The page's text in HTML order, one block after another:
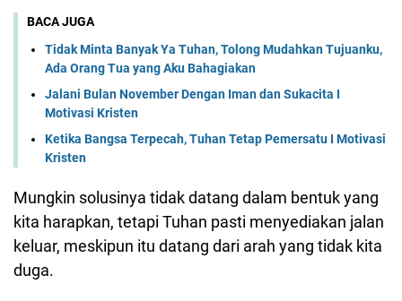
BACA JUGA
Tidak Minta Banyak Ya Tuhan, Tolong Mudahkan Tujuanku,
Ada Orang Tua yang Aku Bahagiakan
Jalani Bulan November Dengan Iman dan Sukacita I
Motivasi Kristen
Ketika Bangsa Terpecah, Tuhan Tetap Pemersatu I Motivasi
Kristen
Mungkin solusinya tidak datang dalam bentuk yang
kita harapkan, tetapi Tuhan pasti menyediakan jalan
keluar, meskipun itu datang dari arah yang tidak kita
duga.